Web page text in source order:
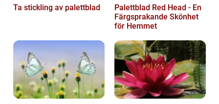
Ta stickling av palettblad
Palettblad Red Head - En
Färgsprakande Skönhet
för Hemmet